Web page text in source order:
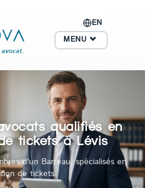
EN
MENU
qualifiés en
tickets à Lévis
d'un Barreau, spécialisés en
de tickets.